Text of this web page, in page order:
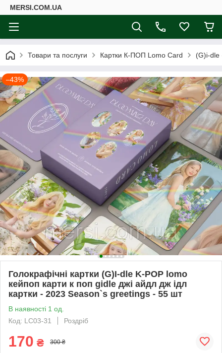
MERSI.COM.UA
Товари та послуги Картки К-ПОП Lomo Card (G)i-dle
–43%
Голокрафічні картки (G)I-dle K-POP lomo
кейпоп карти к поп gidle джі айдл дж ідл
картки - 2023 Season`s greetings - 55 шт
В наявності 1 од.
Код: LC03-31
Роздріб
170 ₴ 300 ₴